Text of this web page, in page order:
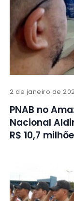
2 de janeiro de
PNAB no
Nacional
R$ 10,7